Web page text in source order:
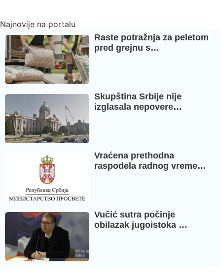
Najnovije na portalu
Raste potražnja za peletom
pred grejnu s…
Skupština Srbije nije
izglasala nepovere…
Vraćena prethodna
raspodela radnog vreme…
Vučić sutra počinje
obilazak jugoistoka …